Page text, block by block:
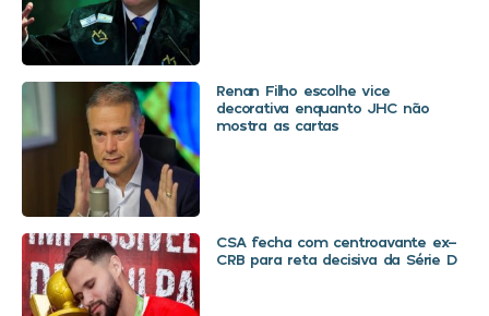
Renan Filho escolhe vice
decorativa enquanto JHC não
mostra as cartas
CSA fecha com centroavante ex-
CRB para reta decisiva da Série D